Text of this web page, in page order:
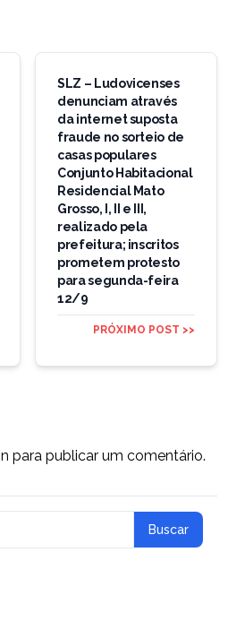
SLZ – Ludovicenses
denunciam através
da internet suposta
fraude no sorteio de
casas populares
Conjunto Habitacional
Residencial Mato
Grosso, I, II e III,
realizado pela
prefeitura; inscritos
prometem protesto
para segunda-feira
12/9
PRÓXIMO POST >>
para publicar um comentário.